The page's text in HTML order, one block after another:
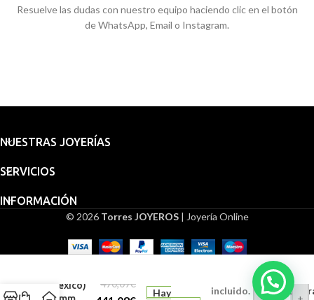
Resuelve las dudas con nuestro equipo haciendo clic en el botón
de WhatsApp, Email o Instagram.
NUESTRAS JOYERÍAS
SERVICIOS
INFORMACIÓN
© 2026 Torres JOYEROS| Joyería Online
Medalla
Virgen de
(México)
490,09€
Hay
Embalaje
incluido. Grabado